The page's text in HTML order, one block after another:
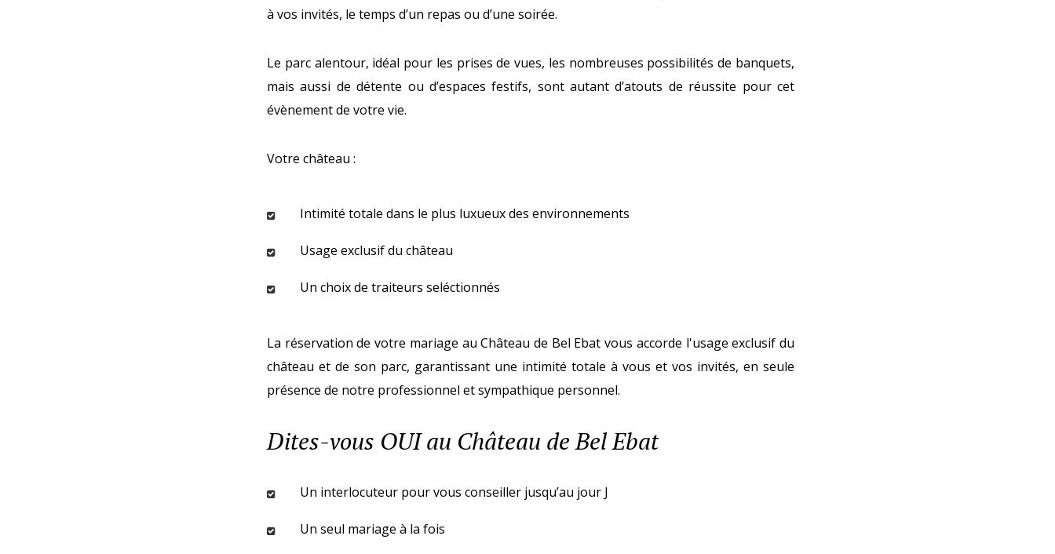
à vos invités, le temps d’un repas ou d’une soirée.
Le parc alentour, idéal pour les prises de vues, les nombreuses possibilités de banquets,
mais aussi de détente ou d’espaces festifs, sont autant d’atouts de réussite pour cet
évènement de votre vie.
Votre château :
Intimité totale dans le plus luxueux des environnements
Usage exclusif du château
Un choix de traiteurs seléctionnés
La réservation de votre mariage au Château de Bel Ebat vous accorde l'usage exclusif du
château et de son parc, garantissant une intimité totale à vous et vos invités, en seule
présence de notre professionnel et sympathique personnel.
Dites-vous OUI au Château de Bel Ebat
Un interlocuteur pour vous conseiller jusqu’au jour J
Un seul mariage à la fois